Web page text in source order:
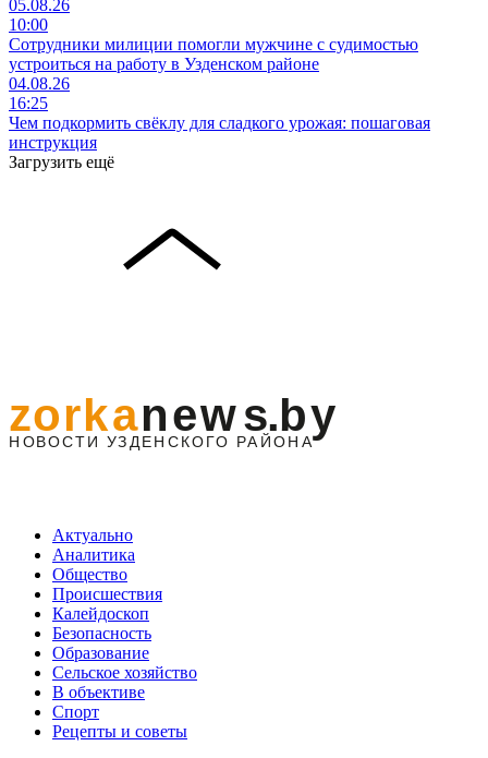
05.08.26
10:00
Сотрудники милиции помогли мужчине с судимостью
устроиться на работу в Узденском районе
04.08.26
16:25
Чем подкормить свёклу для сладкого урожая: пошаговая
инструкция
Загрузить ещё
Актуально
Аналитика
Общество
Происшествия
Калейдоскоп
Безопасность
Образование
Сельское хозяйство
В объективе
Спорт
Рецепты и советы